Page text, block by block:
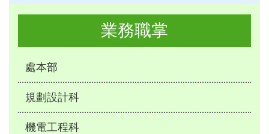
業務職掌
處本部
規劃設計科
機電工程科